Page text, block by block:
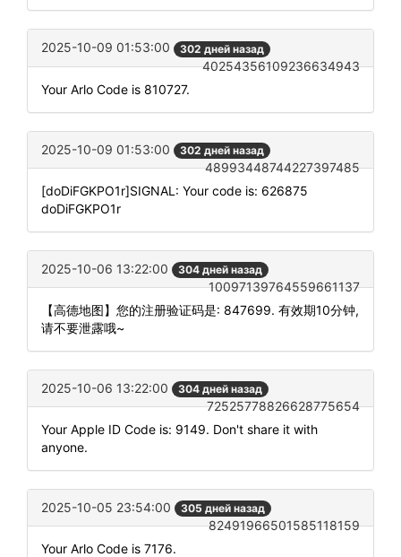
2025-10-09 01:53:00 302 дней назад
40254356109236634943
Your Arlo Code is 810727.
2025-10-09 01:53:00 302 дней назад
48993448744227397485
[doDiFGKPO1r]SIGNAL: Your code is: 626875
doDiFGKPO1r
2025-10-06 13:22:00 304 дней назад
10097139764559661137
【高德地图】您的注册验证码是: 847699. 有效期10分钟,
请不要泄露哦~
2025-10-06 13:22:00 304 дней назад
72525778826628775654
Your Apple ID Code is: 9149. Don't share it with
anyone.
2025-10-05 23:54:00 305 дней назад
82491966501585118159
Your Arlo Code is 7176.